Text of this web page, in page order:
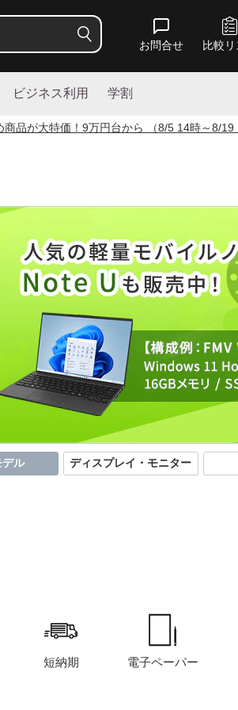
お問合せ 比較
ビジネス利用 学割
品が大特価！ 9万円台から （8/5 14時～8/19
デル ディスプレイ・モニター
短納期 電子ペーパー